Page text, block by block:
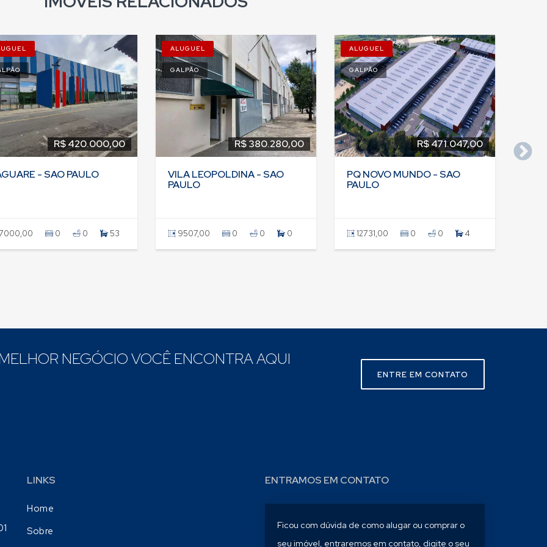
R$ 420.000,00
- SAO PAULO
0 0 53
ALUGUEL
GALPÃO
R$ 380.280,00
VILA LEOPOLDINA - SAO
PAULO
9507,00 0 0 0
ALUGUEL
GALPÃO
R$ 471.047,00
PQ NOVO MUNDO - SAO
PAULO
12731,00 0 0 4
NEGÓCIO VOCÊ ENCONTRA AQUI
ENTRE EM CONTATO
LINKS
Home
Sobre
ENTRAMOS EM CONTATO
Ficou com dúvida de como alugar ou comprar o
seu imóvel, entraremos em contato, digite o seu